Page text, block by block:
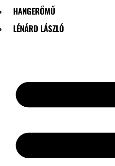
HANGERŐMŰ
LÉNÁRD LÁSZLÓ